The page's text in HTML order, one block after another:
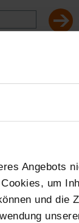
Angebots
um
und die